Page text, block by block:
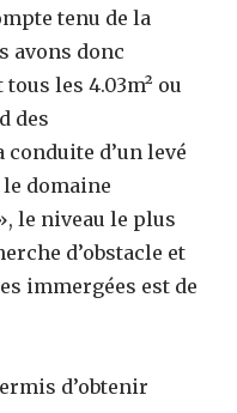
tenu de la
avons donc
les 4.03m² ou
des
d’un levé
domaine
le niveau le plus
d’obstacle et
immergées est de
d’obtenir